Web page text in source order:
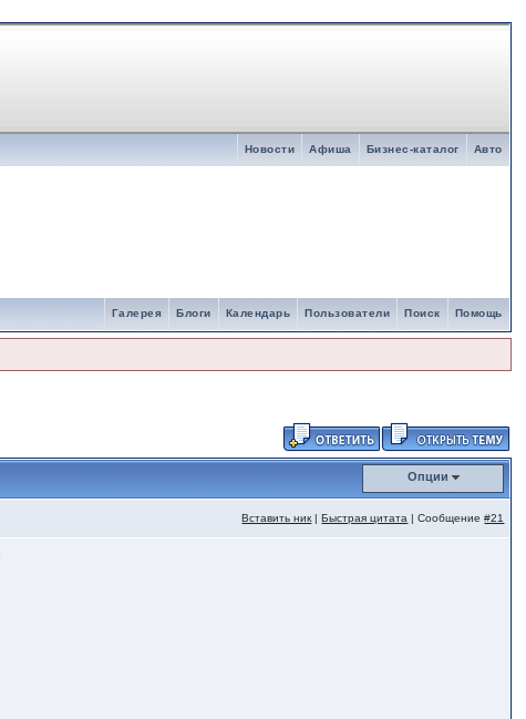
Авто
Бизнес-каталог
Афиша
Новости
Помощь
Поиск
Пользователи
Календарь
Блоги
Галерея
Опции
Вставить ник |Быстрая цитата | Сообщение#21